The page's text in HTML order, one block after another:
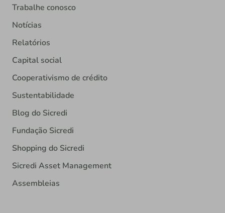
Trabalhe conosco
Notícias
Relatórios
Capital social
Cooperativismo de crédito
Sustentabilidade
Blog do Sicredi
Fundação Sicredi
Shopping do Sicredi
Sicredi Asset Management
Assembleias